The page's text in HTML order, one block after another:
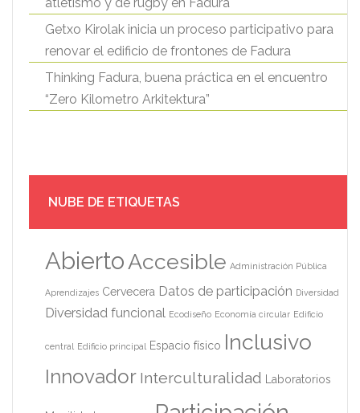
Getxo Kirolak inicia un proceso participativo para
renovar el edificio de frontones de Fadura
Thinking Fadura, buena práctica en el encuentro
“Zero Kilometro Arkitektura”
NUBE DE ETIQUETAS
AbiertoAccesible Administración Pública
Aprendizajes Cervecera Datos de participación Diversidad
Diversidad funcional Ecodiseño Economía circular Edificio
central Edificio principal Espacio físico Inclusivo
Innovador Interculturalidad Laboratorios